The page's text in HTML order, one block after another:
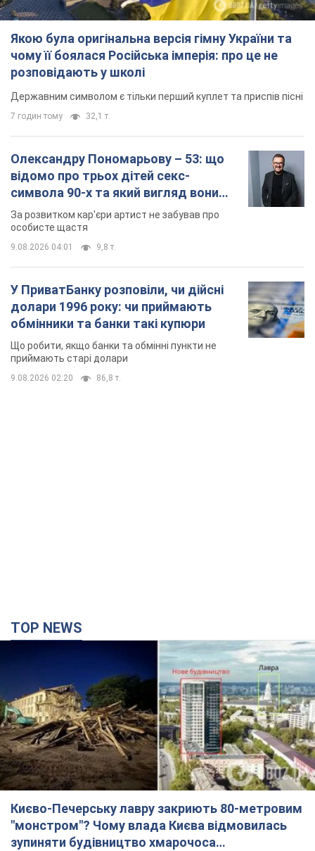
Якою була оригінальна версія гімну України та
чому її боялася Російська імперія: про це не
розповідають у школі
Державним символом є тільки перший куплет та приспів пісні
7 годин тому 32,1 т.
Олександру Пономарьову – 53: що
відомо про трьох дітей секс-
символа 90-х та який вигляд вони
мають
За розвитком кар'єри артист не забував про
особисте щастя
9.08.2026 04:01 9,8 т.
У ПриватБанку розповіли, чи дійсні
долари 1996 року: чи приймають
обмінники та банки такі купюри
Що робити, якщо банки та обмінні пункти не
приймають старі долари
9.08.2026 02:20 86,8 т.
TOP NEWS
Києво-Печерську лавру закриють 80-метровим
"монстром"? Чому влада Києва відмовилась
зупиняти будівництво хмарочоса